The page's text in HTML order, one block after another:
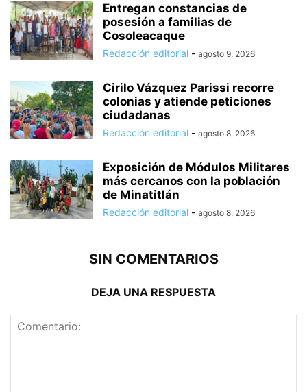
Entregan constancias de
posesión a familias de
Cosoleacaque
Redacción editorial - agosto 9, 2026
Cirilo Vázquez Parissi recorre
colonias y atiende peticiones
ciudadanas
Redacción editorial - agosto 8, 2026
Exposición de Módulos Militares
más cercanos con la población
de Minatitlán
Redacción editorial - agosto 8, 2026
SIN COMENTARIOS
DEJA UNA RESPUESTA